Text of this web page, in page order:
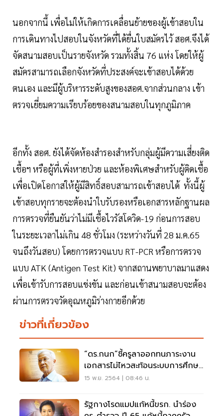
นอกจากนี้ เพื่อไม่ให้เกิดการเคลื่อนย้ายของผู้เข้าสอบใน
การเดินทางไปสอบในจังหวัดที่ได้ยื่นใบสมัครไว้ สอศ.จึงได้
จัดสนามสอบเป็นรายจังหวัด รวมทั้งสิ้น 76 แห่ง โดยให้ผู้
สมัครสามารถเลือกจังหวัดที่ประสงค์จะเข้าสอบได้ด้วย
ตนเอง และมีผู้บริหารระดับสูงของสอศ.จากส่วนกลาง เข้า
ตรวจเยี่ยมความเรียบร้อยของสนามสอบในทุกภูมิภาค
อีกทั้ง สอศ. ยังได้จัดห้องสำรองสำหรับกลุ่มผู้มีความเสี่ยงติด
เชื้อฯ หรือผู้ที่เพิ่งหายป่วย และห้องพิเศษสำหรับผู้ติดเชื้อ
เพื่อเปิดโอกาสให้ผู้มีสิทธิ์สอบสามารถเข้าสอบได้ ทั้งนี้ผู้
เข้าสอบทุกรายจะต้องนำใบรับรองหรือเอกสารหลักฐานผล
การตรวจที่ยืนยันว่าไม่มีเชื้อไวรัสโควิด-19 ก่อนการสอบ
ในระยะเวลาไม่เกิน 48 ชั่วโมง (ระหว่างวันที่ 28 ม.ค.65
จนถึงวันสอบ) โดยการตรวจแบบ RT-PCR หรือการตรวจ
แบบ ATK (Antigen Test Kit) จากสถานพยาบาลมาแสดง
เพื่อเข้ารับการสอบแข่งขัน และก่อนเข้าสนามสอบจะต้อง
ผ่านการตรวจวัดอุณหภูมิร่างกายอีกด้วย
ข่าวที่เกี่ยวข้อง
“ดร.กนก”ชี้ครูลาออกทนภาระงาน
เอกสารไม่ไหวสะท้อนระบบการศึกษา
ล้มเหลว
15 พ.ย. 2564 | 08:46 น.
รัฐกางโรดแมปแก้หนี้ขรก. นำร่อง